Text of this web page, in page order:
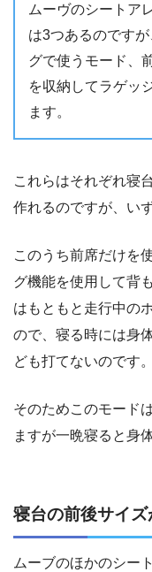
ムーヴのシートア
は3つあるのです
グで使うモード、
を収納してラゲッ
ます。
これらはそれぞれ寝
作れるのですが、い
このうち前席だけを
グ機能を使用して背
はもともと走行中の
ので、寝る時には身
ども打てないのです。
そのためこのモード
ますが一晩寝ると身
寝台の前後サイ
ムーブのほかのシー